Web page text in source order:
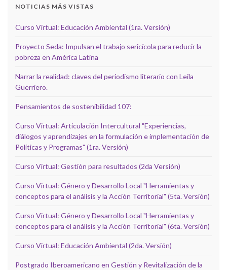
NOTICIAS MÁS VISTAS
Curso Virtual: Educación Ambiental (1ra. Versión)
Proyecto Seda: Impulsan el trabajo sericícola para reducir la
pobreza en América Latina
Narrar la realidad: claves del periodismo literario con Leila
Guerriero.
Pensamientos de sostenibilidad 107:
Curso Virtual: Articulación Intercultural "Experiencias,
diálogos y aprendizajes en la formulación e implementación de
Políticas y Programas" (1ra. Versión)
Curso Virtual: Gestión para resultados (2da Versión)
Curso Virtual: Género y Desarrollo Local "Herramientas y
conceptos para el análisis y la Acción Territorial" (5ta. Versión)
Curso Virtual: Género y Desarrollo Local "Herramientas y
conceptos para el análisis y la Acción Territorial" (6ta. Versión)
Curso Virtual: Educación Ambiental (2da. Versión)
Postgrado Iberoamericano en Gestión y Revitalización de la